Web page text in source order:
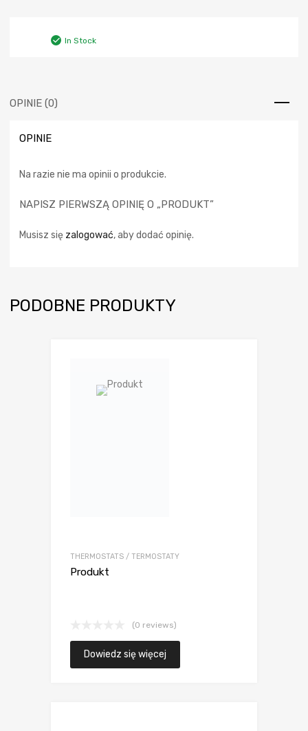
In Stock
OPINIE (0)
OPINIE
Na razie nie ma opinii o produkcie.
NAPISZ PIERWSZĄ OPINIĘ O „PRODUKT”
Musisz się zalogować, aby dodać opinię.
PODOBNE PRODUKTY
THERMOSTATS / TERMOSTATY
Produkt
(0 reviews)
Dowiedz się więcej